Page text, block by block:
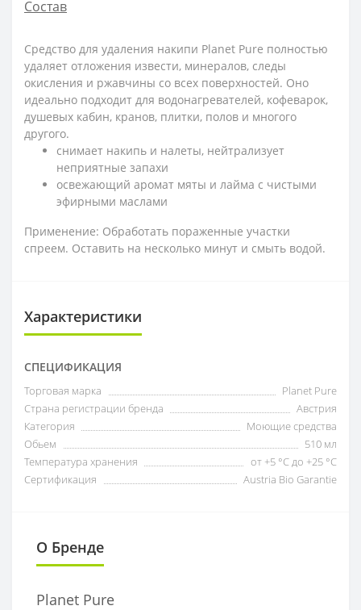
Состав
Средство для удаления накипи Planet Pure полностью
удаляет отложения извести, минералов, следы
окисления и ржавчины со всех поверхностей. Оно
идеально подходит для водонагревателей, кофеварок,
душевых кабин, кранов, плитки, полов и многого
другого.
снимает накипь и налеты, нейтрализует
неприятные запахи
освежающий аромат мяты и лайма с чистыми
эфирными маслами
Применение: Обработать пораженные участки
спреем. Оставить на несколько минут и смыть водой.
Характеристики
СПЕЦИФИКАЦИЯ
Торговая марка
Planet Pure
Страна регистрации бренда
Австрия
Категория
Моющие средства
Обьем
510 мл
Температура хранения
от +5 °C до +25 °C
Сертификация
Austria Bio Garantie
О Бренде
Planet Pure